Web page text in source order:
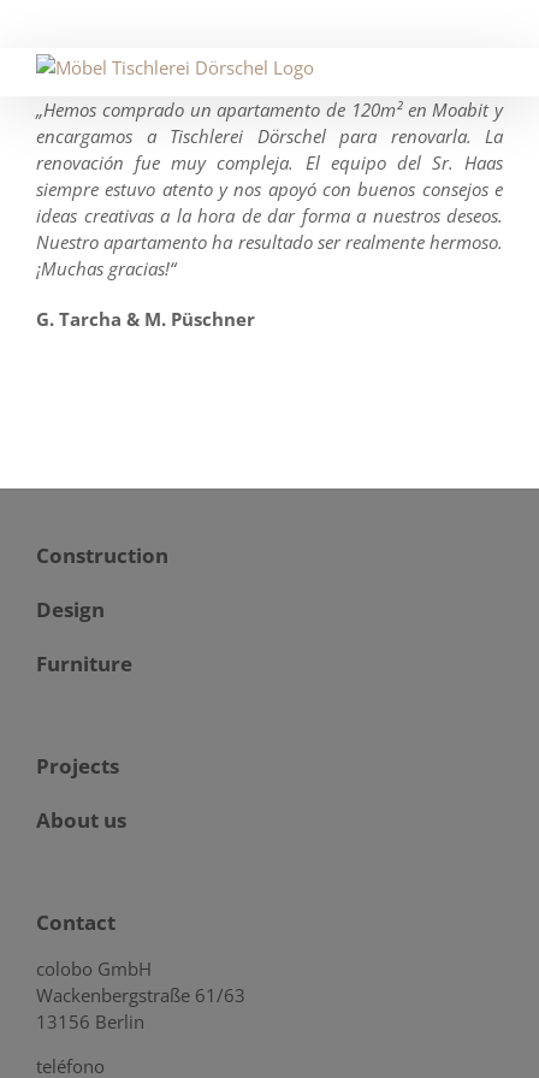
content
„Hemos comprado un apartamento de 120m² en Moabit y
encargamos a Tischlerei Dörschel para renovarla. La
renovación fue muy compleja. El equipo del Sr. Haas
siempre estuvo atento y nos apoyó con buenos consejos e
ideas creativas a la hora de dar forma a nuestros deseos.
Nuestro apartamento ha resultado ser realmente hermoso.
¡Muchas gracias!“
G. Tarcha & M. Püschner
Construction
Design
Furniture
Projects
About us
Contact
colobo GmbH
Wackenbergstraße 61/63
13156 Berlin
teléfono